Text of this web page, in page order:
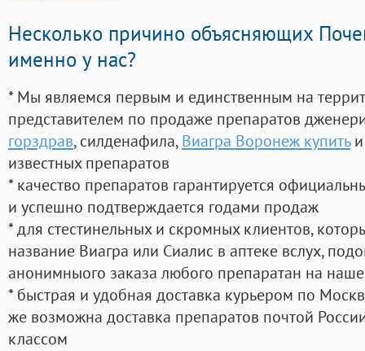
Несколько причино объясняющих
именно у нас?
* Мы являемся первым и единственным на
представителем по продаже препаратов
горздрав, силденафила, Виагра Воронеж купитьи
известных препаратов
* качество препаратов гарантируется
и успешно подтверждается годами продаж
* для стестинельных и скромных клиентов,
название Виагра или Сиалис в аптеке вслух,
анонимныого заказа любого препаратан на
* быстрая и удобная доставка курьером по
же возможна доставка препаратов почтой
классом